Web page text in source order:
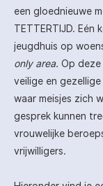
een gloednieuwe
TETTERTIJD. Eén
jeugdhuis op
only area. Op deze
veilige en
waar meisjes zich
gesprek kunnen
vrouwelijke
vrijwilligers.